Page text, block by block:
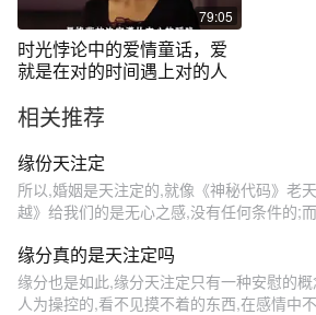
79:05
时光悖论中的爱情童话，爱
就是在对的时间遇上对的人
相关推荐
缘份天注定
所以,婚姻是天注定的,就像《神秘代码》老
越》给我们的是无心之感,没有任何条件的;
缘分真的是天注定吗
缘分也是如此,缘分天注定只有一种安慰的
人为操控的,看不见摸不着的东西,在感情中